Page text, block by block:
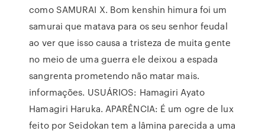
como SAMURAI X. Bom kenshin himura foi um
samurai que matava para os seu senhor feudal
ao ver que isso causa a tristeza de muita gente
no meio de uma guerra ele deixou a espada
sangrenta prometendo não matar mais.
informações. USUÁRIOS: Hamagiri Ayato
Hamagiri Haruka. APARÊNCIA: É um ogre de lux
feito por Seidokan tem a lâmina parecida a uma